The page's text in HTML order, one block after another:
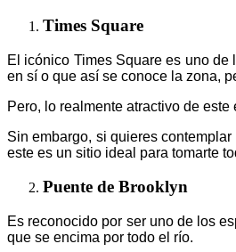
Times Square
El icónico Times Square es uno
en sí o que así se conoce la zona,
Pero, lo realmente atractivo de
Sin embargo, si quieres
este es un sitio ideal para tomarte
Puente de Brooklyn
Es reconocido por ser uno de los
que se encima por todo el río.